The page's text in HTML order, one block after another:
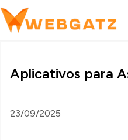
Aplicativos para
23/09/2025